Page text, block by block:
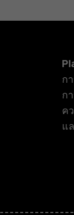
ก
ก
ค
แ